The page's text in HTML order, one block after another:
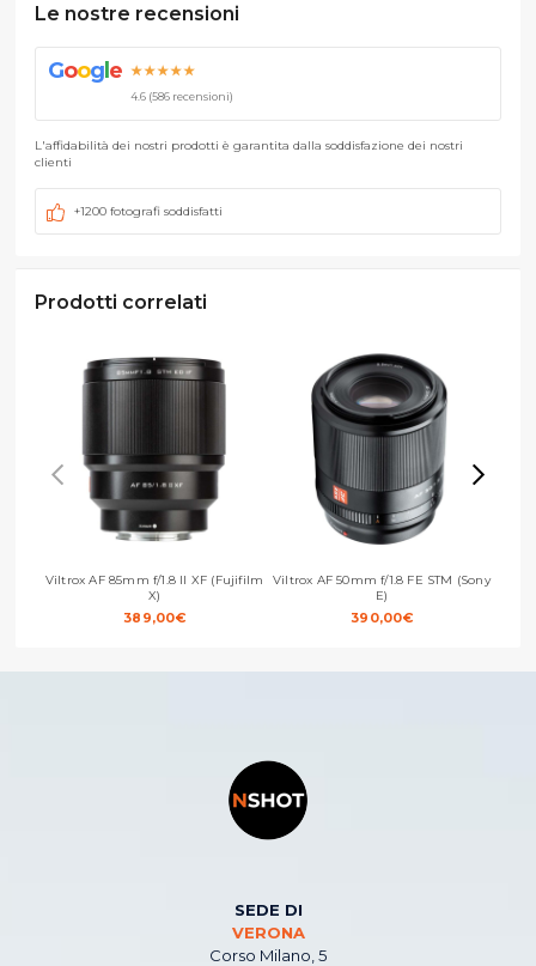
Le nostre recensioni
Goog e ★★★★★
4.6 (586 recensioni)
L'affidabilità dei nostri prodotti è garantita dalla soddisfazione dei nostri
clienti
+1200 fotografi soddisfatti
Prodotti correlati
Viltrox AF 85mm f/1.8 II XF (Fujifilm
X)
389,00€
Viltrox AF 50mm f/1.8 FE STM (Sony
E)
390,00€
SEDE DI
VERONA
Corso Milano, 5